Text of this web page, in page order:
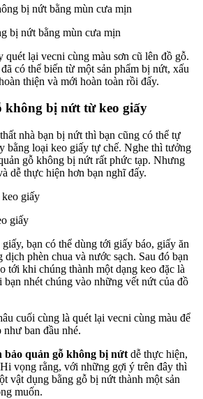
bị nứt bằng mùn cưa mịn
quét lại vecni cùng màu sơn cũ lên đồ gỗ.
có thể biến từ một sản phẩm bị nứt, xấu
thiện và mới hoàn toàn rồi đấy.
không bị nứt từ keo giấy
nhà bạn bị nứt thì bạn cũng có thể tự
bằng loại keo giấy tự chế. Nghe thì tưởng
gỗ không bị nứt rất phức tạp. Nhưng
dễ thực hiện hơn bạn nghĩ đấy.
giấy
bạn có thể dùng tới giấy báo, giấy ăn
phèn chua và nước sạch. Sau đó bạn
tới khi chúng thành một dạng keo đặc là
nhét chúng vào những vết nứt của đồ
cuối cùng là quét lại vecni cùng màu để
ban đầu nhé.
bảo quản gỗ không bị nứt dễ thực hiện,
vọng rằng, với những gợi ý trên đây thì
vật dụng bằng gỗ bị nứt thành một sản
muốn.